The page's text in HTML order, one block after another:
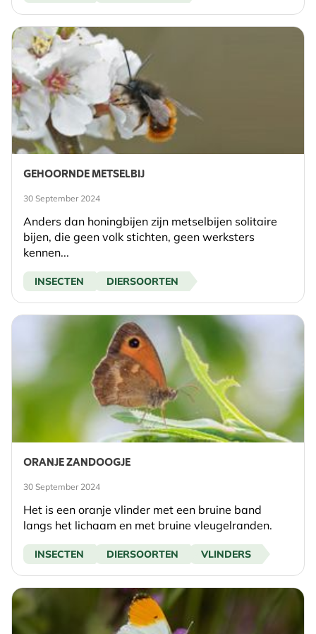
GEHOORNDE METSELBIJ
30 September 2024
Anders dan honingbijen zijn metselbijen solitaire
bijen, die geen volk stichten, geen werksters
kennen...
INSECTEN DIERSOORTEN
ORANJE ZANDOOGJE
30 September 2024
Het is een oranje vlinder met een bruine band
langs het lichaam en met bruine vleugelranden.
INSECTEN DIERSOORTEN VLINDERS